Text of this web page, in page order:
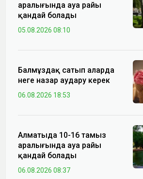
аралығында ауа райы
қандай болады
05.08.2026 08:10
Балмұздақ сатып аларда
неге назар аудару керек
06.08.2026 18:53
Алматыда 10-16 тамыз
аралығында ауа райы
қандай болады
06.08.2026 08:37